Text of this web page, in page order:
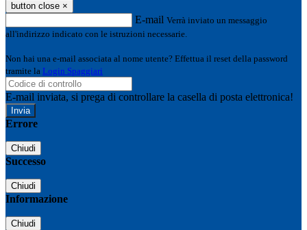
button close ×
E-mail Verrà inviato un messaggio
all'indirizzo indicato con le istruzioni necessarie.
Non hai una e-mail associata al nome utente? Effettua il reset della password
tramite la Login Spaggiari
E-mail inviata, si prega di controllare la casella di posta elettronica!
Errore
Chiudi
Successo
Chiudi
Informazione
Chiudi